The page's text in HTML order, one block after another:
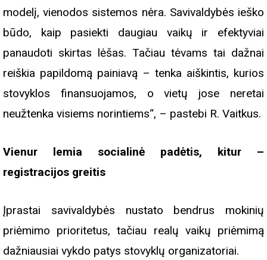
modelį, vienodos sistemos nėra. Savivaldybės ieško
būdo, kaip pasiekti daugiau vaikų ir efektyviai
panaudoti skirtas lėšas. Tačiau tėvams tai dažnai
reiškia papildomą painiavą – tenka aiškintis, kurios
stovyklos finansuojamos, o vietų jose neretai
neužtenka visiems norintiems“, – pastebi R. Vaitkus.
Vienur lemia socialinė padėtis, kitur –
registracijos greitis
Įprastai savivaldybės nustato bendrus mokinių
priėmimo prioritetus, tačiau realų vaikų priėmimą
dažniausiai vykdo patys stovyklų organizatoriai.